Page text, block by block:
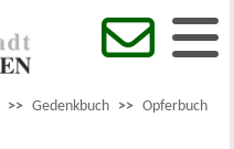
>> Gedenkbuch >> Opferbuch